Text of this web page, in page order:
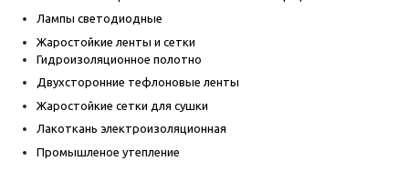
Лампы светодиодные
Жаростойкие ленты и сетки
Гидроизоляционное полотно
Двухсторонние тефлоновые ленты
Жаростойкие сетки для сушки
Лакоткань электроизоляционная
Промышленое утепление